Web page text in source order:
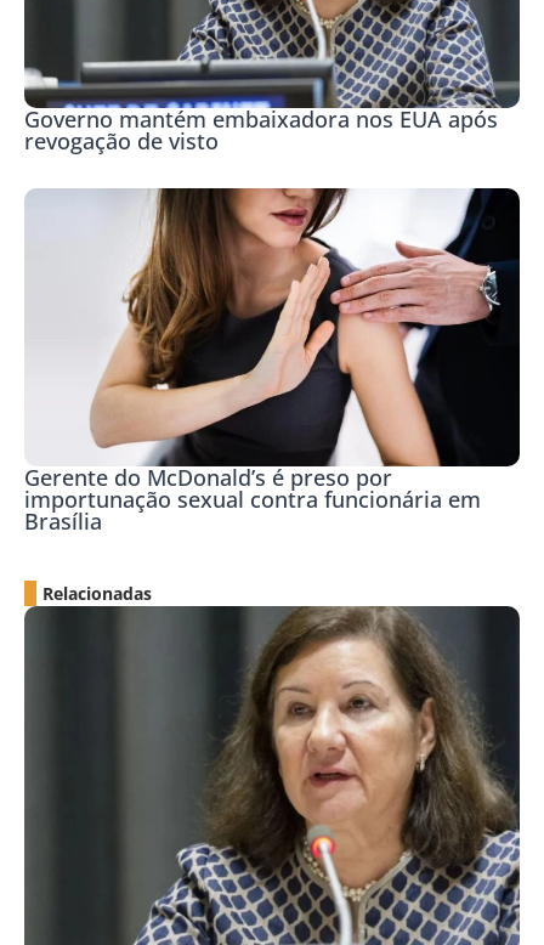
Governo mantém embaixadora nos EUA após
revogação de visto
Gerente do McDonald’s é preso por
importunação sexual contra funcionária em
Brasília
Relacionadas